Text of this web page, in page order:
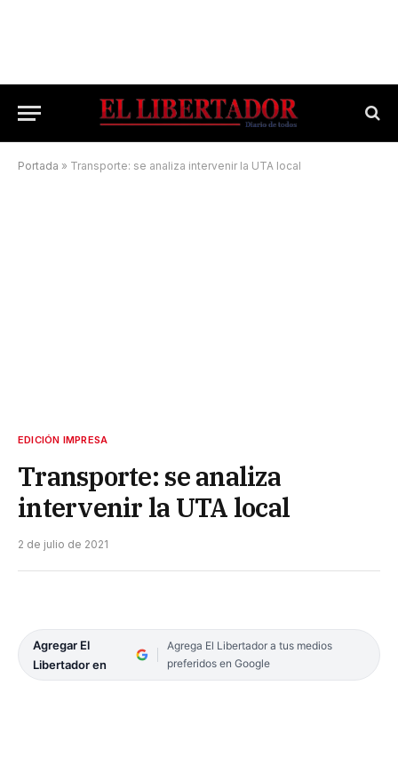
Portada » Transporte: se analiza intervenir la UTA local
EDICIÓN IMPRESA
Transporte: se analiza
intervenir la UTA local
2 de julio de 2021
Agregar El
Libertador en
Agrega El Libertador a tus medios
preferidos en Google